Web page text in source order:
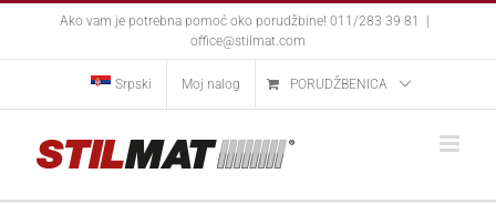
Ako vam je potrebna pomoć oko porudžbine! 011/283 39 81
office@stilmat.com
Srpski Moj nalog PORUDŽBENICA